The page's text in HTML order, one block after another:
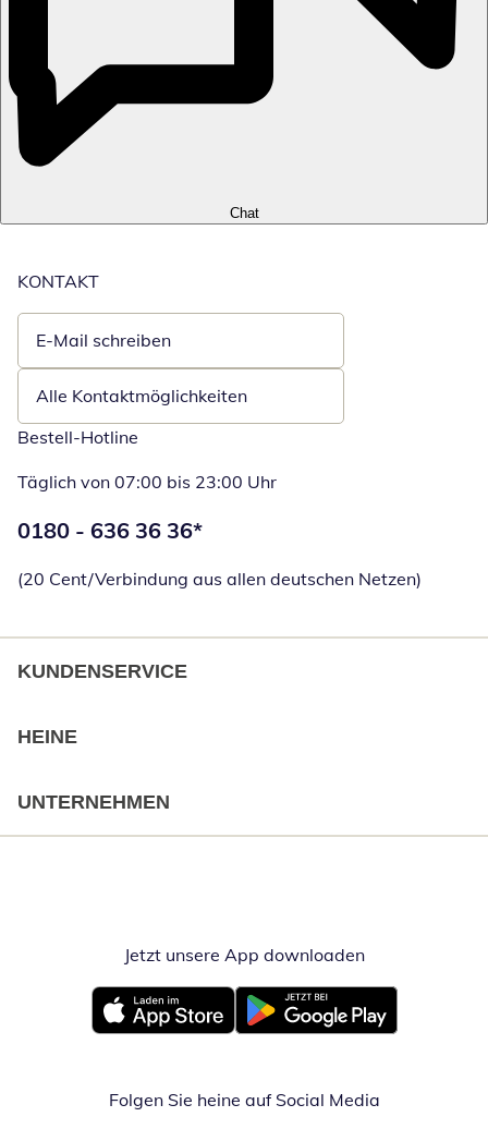
Chat
KONTAKT
E-Mail schreiben
Öffnet E-Mail-Client
Alle Kontaktmöglichkeiten
Bestell-Hotline
Täglich von 07:00 bis 23:00 Uhr
Telefonnummer:
0180 - 636 36 36*
(20 Cent/Verbindung aus allen deutschen Netzen)
KUNDENSERVICE
HEINE
UNTERNEHMEN
Jetzt unsere App downloadenÖffnet in
Öffnet in neuem FensterÖffnet in neuem Fenster
Folgen Sie heine auf Social Media